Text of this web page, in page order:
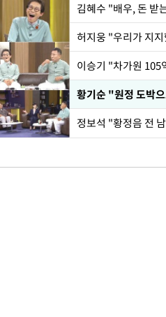
김혜수 "배우, 돈 받
황기순 "원정 도박